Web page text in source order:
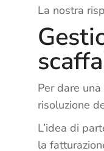
La nostra
Per dare
risoluzione
L’idea di
la